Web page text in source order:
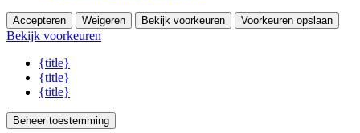
Accepteren Weigeren Bekijk voorkeuren Voorkeuren opslaan
Bekijk voorkeuren
{title}
{title}
{title}
Beheer toestemming